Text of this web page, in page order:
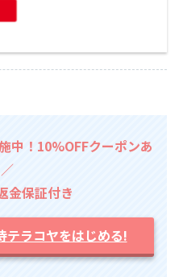
中！10%OFFクーポンあ
金保証付き
テラコヤをはじめる!